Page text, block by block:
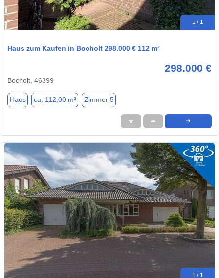
1 / 1
Haus zum Kaufen in Bocholt 298.000 € 112 m²
298.000 €
Bocholt, 46399
Haus ca. 112,00 m² Zimmer 5
★ ➦ ➜
1 / 1